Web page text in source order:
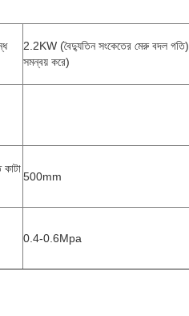
2.2KW (বৈদ্যুতিন সংকেতের মেরু বদল গতি)
সমন্বয় করে)
কাটা
500mm
0.4-0.6Mpa